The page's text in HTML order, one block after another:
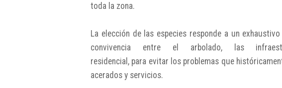
toda la zona.
La elección de las especies responde a un
convivencia entre el arbolado, las
residencial, para evitar los problemas que
acerados y servicios.